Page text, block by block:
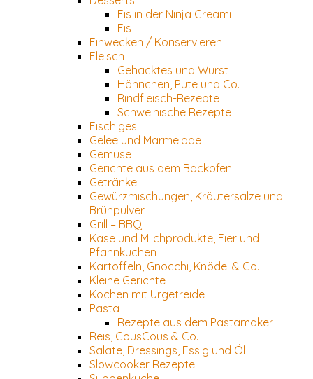
Eis in der Ninja Creami
Eis
Einwecken / Konservieren
Fleisch
Gehacktes und Wurst
Hähnchen, Pute und Co.
Rindfleisch-Rezepte
Schweinische Rezepte
Fischiges
Gelee und Marmelade
Gemüse
Gerichte aus dem Backofen
Getränke
Gewürzmischungen, Kräutersalze und
Brühpulver
Grill – BBQ
Käse und Milchprodukte, Eier und
Pfannkuchen
Kartoffeln, Gnocchi, Knödel & Co.
Kleine Gerichte
Kochen mit Urgetreide
Pasta
Rezepte aus dem Pastamaker
Reis, CousCous & Co.
Salate, Dressings, Essig und Öl
Slowcooker Rezepte